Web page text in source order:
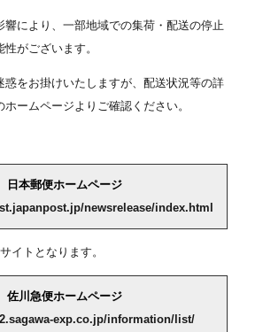
響により、一部地域での集荷・配送の停止
がございます。
惑をお掛けいたしますが、配送状況等の詳
ームページよりご確認ください。
日本郵便ホームページ
newsrelease/index.html
イトとなります。
佐川急便ホームページ
exp.co.jp/information/list/